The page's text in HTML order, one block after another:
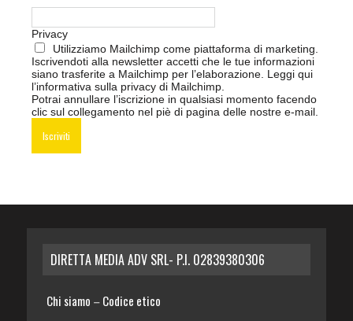
Privacy
Utilizziamo Mailchimp come piattaforma di marketing.
Iscrivendoti alla newsletter accetti che le tue informazioni
siano trasferite a Mailchimp per l’elaborazione. Leggi qui
l’informativa sulla privacy di Mailchimp.
Potrai annullare l’iscrizione in qualsiasi momento facendo
clic sul collegamento nel piè di pagina delle nostre e-mail.
DIRETTA MEDIA ADV SRL- P.I. 02839380306
Chi siamo – Codice etico